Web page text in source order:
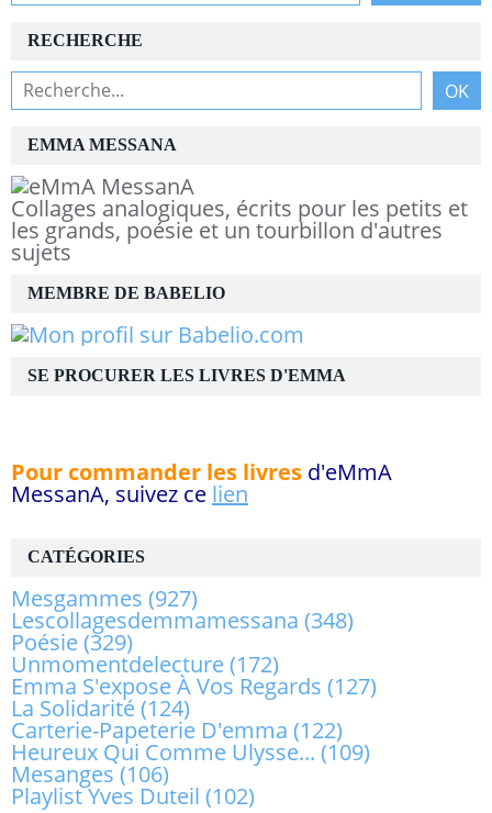
RECHERCHE
EMMA MESSANA
Collages analogiques, écrits pour les petits et
les grands, poésie et un tourbillon d'autres
sujets
CATÉGORIES
Mesgammes (927)
Lescollagesdemmamessana (348)
Poésie(329)
Unmomentdelecture(172)
Emma S'expose À Vos Regards (127)
La Solidarité(124)
Carterie-Papeterie D'emma (122)
Heureux Qui Comme Ulysse... (109)
Mesanges (106)
Playlist Yves Duteil (102)
MEMBRE DE BABELIO
SE PROCURER LES LIVRES D'EMMA
Pour commander les livres d'eMmA
MessanA, suivez ce lien